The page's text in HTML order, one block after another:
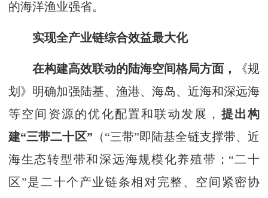
的海洋渔业强省。
实现全产业链综合效益最大化
在构建高效联动的陆海空间格局方面，
《规
划》明确加强陆基、渔港、海岛、近海和深远海
等空间资源的优化配置和联动发展， 提出构
建“三带二十区” （“三带”即陆基全链支撑带、近
海生态转型带和深远海规模化养殖带；“二十
区”是二十个产业链条相对完整、空间紧密协